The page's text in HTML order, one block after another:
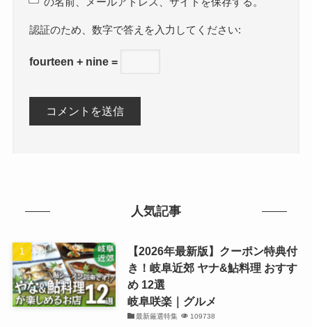
の名前、メールアドレス、サイトを保存する。
数字で答えを入力してください:
fourteen + nine =
人気記事
【2026年最新版】クーポン特典付
き！岐阜近郊 ヤナ&鮎料理 おすす
め 12選
岐阜咲楽｜グルメ
最新厳選特集 109738